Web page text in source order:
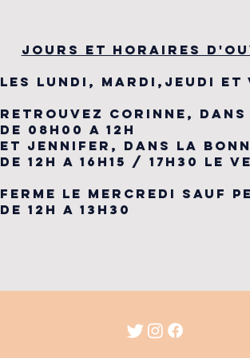
JOURS ET HORAIRES
LES LUNDI, MARDI,JEUDI ET
RETROUVEZ CORINNE,
DE 08H00 A 12H
ET JENNIFER, DANS LA
DE 12H A 16H15 / 17H30 LE
FERME LE MERCREDI SAUF
DE 12H A 13H30